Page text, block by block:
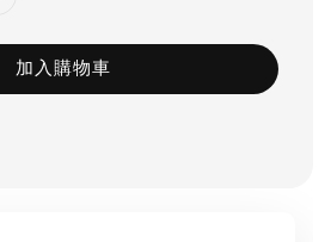
加入購物車